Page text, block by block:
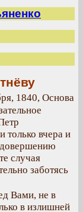
1840, Основа
только вчера и
довершению
случая
заботясь
Вами, не в
в излишней